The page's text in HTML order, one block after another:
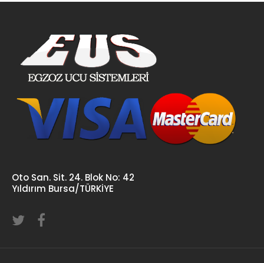
Oto San. Sit. 24. Blok No: 42
Yıldırım Bursa/TÜRKİYE